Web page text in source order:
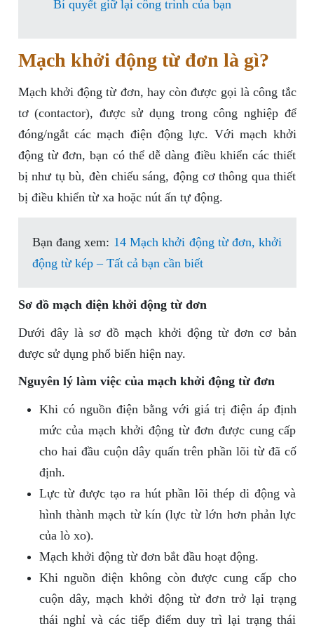
Bí quyết giữ lại công trình của bạn
Mạch khởi động từ đơn là gì?
Mạch khởi động từ đơn, hay còn được gọi là công tắc
tơ (contactor), được sử dụng trong công nghiệp để
đóng/ngắt các mạch điện động lực. Với mạch khởi
động từ đơn, bạn có thể dễ dàng điều khiển các thiết
bị như tụ bù, đèn chiếu sáng, động cơ thông qua thiết
bị điều khiển từ xa hoặc nút ấn tự động.
Bạn đang xem: 14 Mạch khởi động từ đơn, khởi
động từ kép – Tất cả bạn cần biết
Sơ đồ mạch điện khởi động từ đơn
Dưới đây là sơ đồ mạch khởi động từ đơn cơ bản
được sử dụng phổ biến hiện nay.
Nguyên lý làm việc của mạch khởi động từ đơn
Khi có nguồn điện bằng với giá trị điện áp định
mức của mạch khởi động từ đơn được cung cấp
cho hai đầu cuộn dây quấn trên phần lõi từ đã cố
định.
Lực từ được tạo ra hút phần lõi thép di động và
hình thành mạch từ kín (lực từ lớn hơn phản lực
của lò xo).
Mạch khởi động từ đơn bắt đầu hoạt động.
Khi nguồn điện không còn được cung cấp cho
cuộn dây, mạch khởi động từ đơn trở lại trạng
thái nghỉ và các tiếp điểm duy trì lại trạng thái